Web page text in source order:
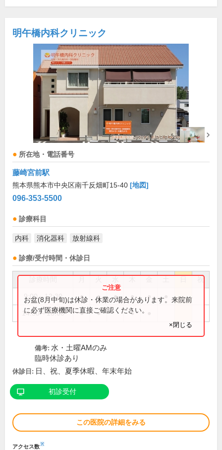
明午橋内科クリニック
所在地・電話番号
藤崎宮前駅
熊本県熊本市中央区南千反畑町15-40 [地図]
096-353-5500
診療科目
内科 消化器科 放射線科
診療/受付時間・休診日
祝
9:00～12:30 ● ● ● ● ●
14:30～18:00 ● ● ●
お盆(8月中旬)は休診・休業の場合があります。来院前
に必ず医療機関に直接ご確認ください。
×閉じる
備考: 水・土曜AMのみ
臨時休診あり
休診日: 日、祝、夏季休暇、年末年始
初診受付
この医院の詳細をみる
アクセス数※